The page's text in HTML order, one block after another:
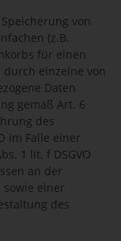
von
(z.B.
für einen
einzelne von
Daten
gemäß Art. 6
des
im Falle einer
1 lit. f DSGVO
an der
einer
des